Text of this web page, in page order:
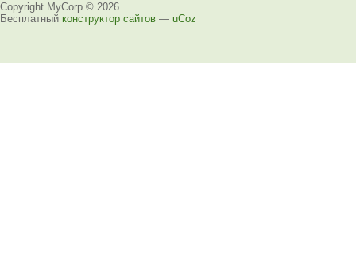
Copyright MyCorp © 2026
Бесплатный конструктор сайтов — uCoz